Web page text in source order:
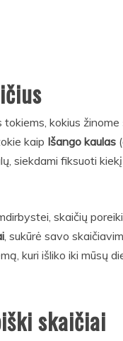
kokius
kaip Išango kaulas
siekdami fiksuoti
skaičių
, sukūrė savo
kuri išliko iki mūsų
skaičiai